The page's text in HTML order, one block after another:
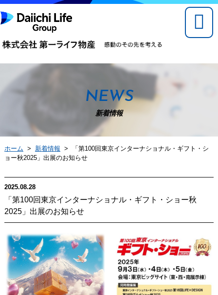
NEWS
新着情報
ホーム > 新着情報 > 「第100回東京インターナショナル・ギフト・シ
ョー秋2025」出展のお知らせ
2025.08.28
「第100回東京インターナショナル・ギフト・ショー秋
2025」出展のお知らせ